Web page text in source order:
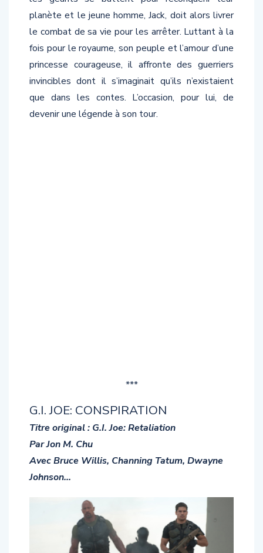
planète et le jeune homme, Jack, doit alors livrer
le combat de sa vie pour les arrêter. Luttant à la
fois pour le royaume, son peuple et l’amour d’une
princesse courageuse, il affronte des guerriers
invincibles dont il s’imaginait qu’ils n’existaient
que dans les contes. L’occasion, pour lui, de
devenir une légende à son tour.
***
G.I. JOE: CONSPIRATION
Titre original : G.I. Joe: Retaliation
Par Jon M. Chu
Avec Bruce Willis, Channing Tatum, Dwayne
Johnson…